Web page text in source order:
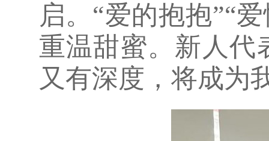
启。“爱的抱抱”“
重温甜蜜。新人代
又有深度，将成为